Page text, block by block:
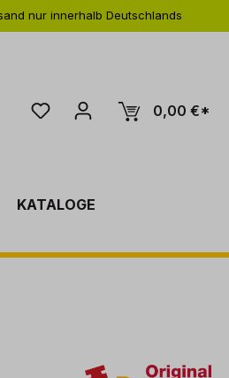
nur innerhalb Deutschlands
0,00 €*
KATALOGE